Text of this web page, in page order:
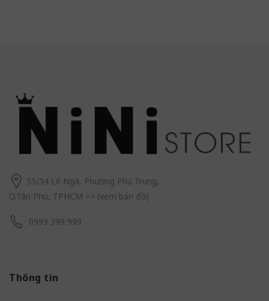
55/34 Lê Ngã, Phường Phú Trung,
Q.Tân Phú, TPHCM => (xem bản đồ)
0999 399 999
Thông tin